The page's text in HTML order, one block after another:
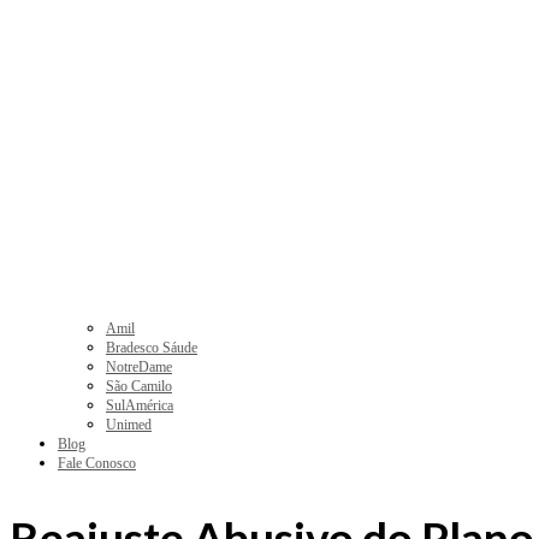
Amil
Bradesco Sáude
NotreDame
São Camilo
SulAmérica
Unimed
Blog
Fale Conosco